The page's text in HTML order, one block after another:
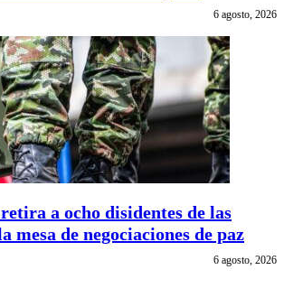
6 agosto, 2026
a ocho disidentes de las
mesa de negociaciones de paz
6 agosto, 2026